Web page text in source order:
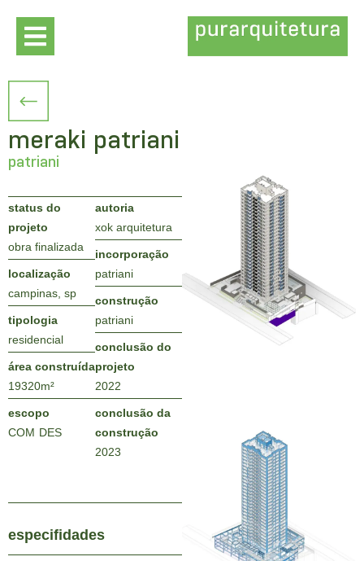
meraki patriani
patriani
status do
projeto
obra finalizada
localização
campinas, sp
tipologia
residencial
área construída
19320m²
escopo
COM DES
autoria
xok arquitetura
incorporação
patriani
construção
patriani
conclusão do
projeto
2022
conclusão da
construção
2023
especifidades